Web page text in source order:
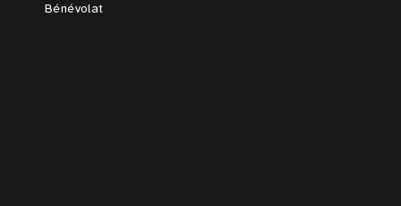
Bénévolat